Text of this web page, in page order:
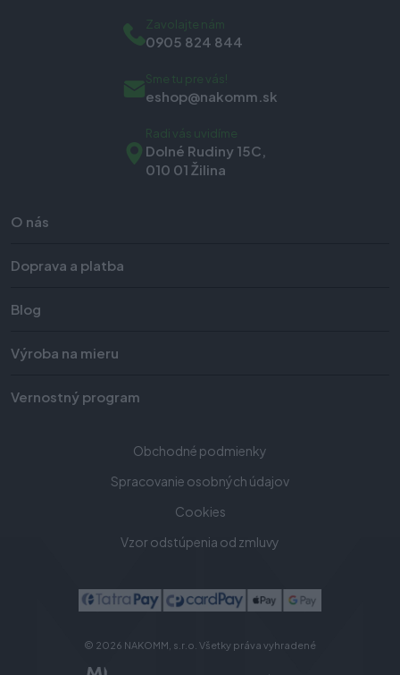
O nás
Doprava a platba
Blog
Výroba na mieru
Vernostný program
Obchodné podmienky
Spracovanie osobných údajov
Cookies
Vzor odstúpenia od zmluvy
Zavolajte nám
0905 824 844
Sme tu pre vás!
eshop@nakomm.sk
Radi vás uvidíme
Dolné Rudiny 15C,
010 01 Žilina
© 2026 NAKOMM, s.r.o. Všetky práva vyhradené